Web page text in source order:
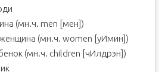
(мн.ч. men [мен])
(мн.ч. women [уИмин])
(мн.ч. children [чИлдрэн])